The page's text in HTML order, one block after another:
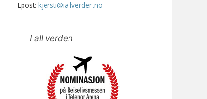
Epost: kjersti@iallverden.no
I all verden